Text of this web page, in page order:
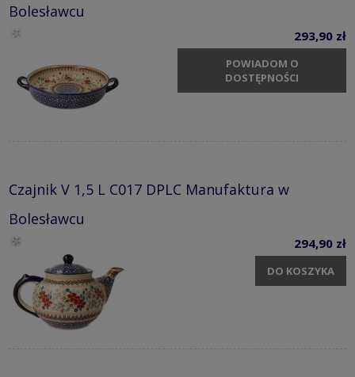
Bolesławcu
293,90 zł
POWIADOM O
DOSTĘPNOŚCI
Czajnik V 1,5 L C017 DPLC Manufaktura w
Bolesławcu
294,90 zł
DO KOSZYKA